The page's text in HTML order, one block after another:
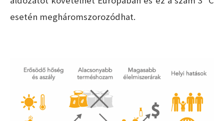
esetén megháromszorozódhat.